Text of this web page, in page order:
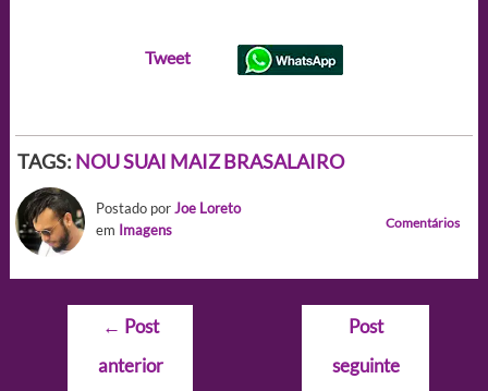
Tweet
TAGS: NOU SUAI MAIZ BRASALAIRO
Postado porJoe Loreto
em Imagens Comentários
Navegação
Post
← Post
anterior
Post
seguinte